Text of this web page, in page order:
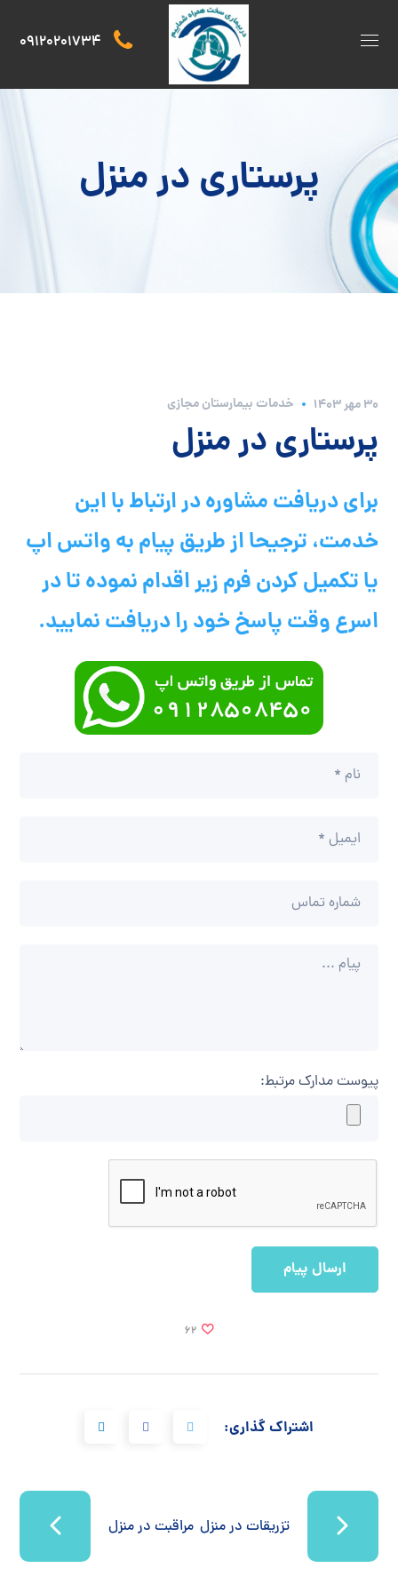
09120201734
پرستاری در منزل
۳۰ مهر ۱۴۰۳ خدمات بیمارستان مجازی
پرستاری در منزل
برای دریافت مشاوره در ارتباط با این
خدمت، ترجیحا از طریق پیام به واتس اپ
یا تکمیل کردن فرم زیر اقدام نموده تا در
اسرع وقت پاسخ خود را دریافت نمایید.
پیوست مدارک مرتبط:
62
اشتراک گذاری:
تزریقات در منزل مراقبت در منزل